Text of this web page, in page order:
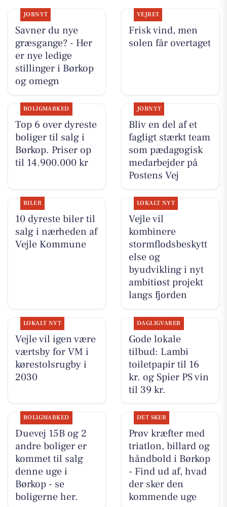
JOBNYT
Savner du nye
græsgange? - Her
er nye ledige
stillinger i Børkop
og omegn
VEJRET
Frisk vind, men
solen får overtaget
BOLIGMARKED
Top 6 over dyreste
boliger til salg i
Børkop. Priser op
til 14.900.000 kr
JOBNYT
Bliv en del af et
fagligt stærkt team
som pædagogisk
medarbejder på
Postens Vej
BILER
10 dyreste biler til
salg i nærheden af
Vejle Kommune
LOKALT NYT
Vejle vil
kombinere
stormflodsbeskytt
else og
byudvikling i nyt
ambitiøst projekt
langs fjorden
LOKALT NYT
Vejle vil igen være
værtsby for VM i
kørestolsrugby i
2030
DAGLIGVARER
Gode lokale
tilbud: Lambi
toiletpapir til 16
kr. og Spier PS vin
til 39 kr.
BOLIGMARKED
Duevej 15B og 2
andre boliger er
kommet til salg
denne uge i
Børkop - se
boligerne her.
DET SKER
Prøv kræfter med
triatlon, billard og
håndbold i Børkop
- Find ud af, hvad
der sker den
kommende uge